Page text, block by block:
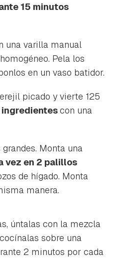
15 minutos
una varilla manual
Pela los
en un vaso batidor.
picado y vierte 125
con una
Monta una
vez en 2 palillos
de hígado. Monta
manera.
úntalas con la mezcla
sobre una
2 minutos por cada